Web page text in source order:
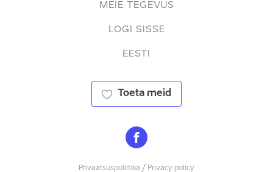
MEIE TEGEVUS
LOGI SISSE
EESTI
Toeta meid
Privaatsuspoliitika / Privacy policy